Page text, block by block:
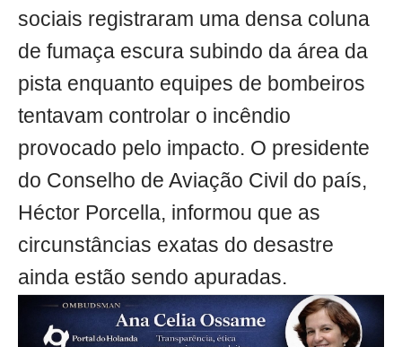
sociais registraram uma densa coluna
de fumaça escura subindo da área da
pista enquanto equipes de bombeiros
tentavam controlar o incêndio
provocado pelo impacto. O presidente
do Conselho de Aviação Civil do país,
Héctor Porcella, informou que as
circunstâncias exatas do desastre
ainda estão sendo apuradas.